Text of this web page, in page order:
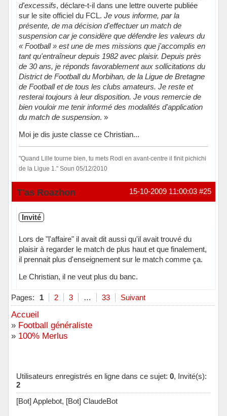
d'excessifs, déclare-t-il dans une lettre ouverte publiée
sur le site officiel du FCL. Je vous informe, par la
présente, de ma décision d'effectuer un match de
suspension car je considère que défendre les valeurs du
« Football » est une de mes missions que j'accomplis en
tant qu'entraîneur depuis 1982 avec plaisir. Depuis près
de 30 ans, je réponds favorablement aux sollicitations du
District de Football du Morbihan, de la Ligue de Bretagne
de Football et de tous les clubs amateurs. Je reste et
resterai toujours à leur disposition. Je vous remercie de
bien vouloir me tenir informé des modalités d'application
du match de suspension. »
Moi je dis juste classe ce Christian...
"Quand Lille tourne bien, tu mets Rodi en avant-centre il finit pichichi
de la Ligue 1." Soun 05/12/2010
Hors ligne #25
15-10-2009 11:00:03
T'as Roazhon
Invité
Lors de "l'affaire" il avait dit aussi qu'il avait trouvé du
plaisir à regarder le match de plus haut et que finalement,
il prennait plus d'enseignement sur le match comme ça.
Le Christian, il ne veut plus du banc.
Pages: 1 2 3 … 33 Suivant
Accueil
» Football généraliste
» 100% Merlus
Utilisateurs enregistrés en ligne dans ce sujet: 0, Invité(s):
2
[Bot] Applebot, [Bot] ClaudeBot